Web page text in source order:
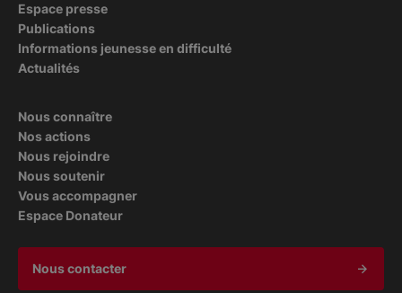
Espace presse
Publications
Informations jeunesse en difficulté
Actualités
Nous connaître
Nos actions
Nous rejoindre
Nous soutenir
Vous accompagner
Espace Donateur
Nous contacter